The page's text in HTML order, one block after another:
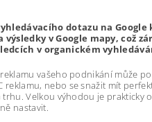
dotazu na
v Google mapy, což
v organickém
vašeho podnikání může
nebo se snažit mít
Velkou výhodou je prakticky
nastavit.